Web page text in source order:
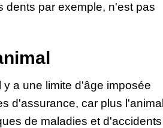
dents par exemple, n'est pas
a une limite d'âge imposée
d'assurance, car plus
de maladies et d'accidents